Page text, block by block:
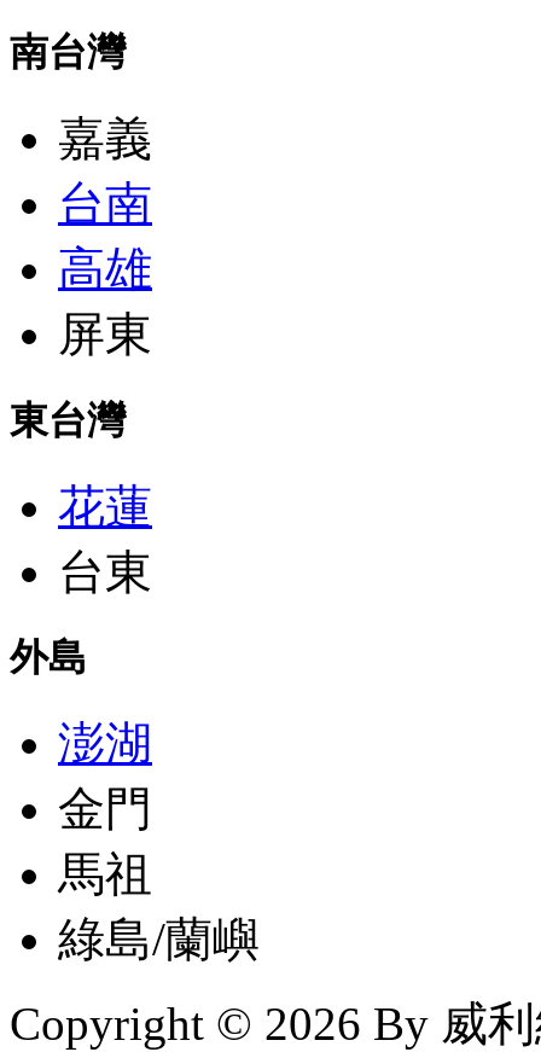
南台灣
嘉義
台南
高雄
屏東
東台灣
花蓮
台東
外島
澎湖
金門
馬祖
綠島/蘭嶼
Copyright © 2026 By 威